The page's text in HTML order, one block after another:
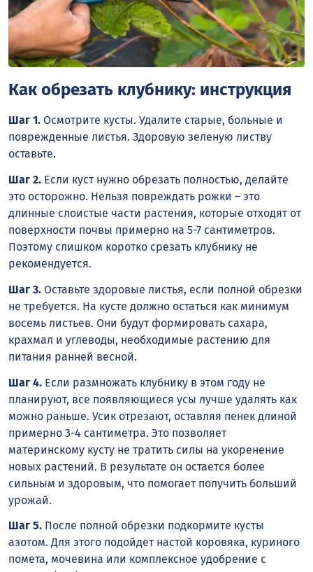
Как обрезать клубнику: инструкция
Шаг 1. Осмотрите кусты. Удалите старые, больные и
поврежденные листья. Здоровую зеленую листву
оставьте.
Шаг 2. Если куст нужно обрезать полностью, делайте
это осторожно. Нельзя повреждать рожки – это
длинные слоистые части растения, которые отходят от
поверхности почвы примерно на 5-7 сантиметров.
Поэтому слишком коротко срезать клубнику не
рекомендуется.
Шаг 3. Оставьте здоровые листья, если полной обрезки
не требуется. На кусте должно остаться как минимум
восемь листьев. Они будут формировать сахара,
крахмал и углеводы, необходимые растению для
питания ранней весной.
Шаг 4. Если размножать клубнику в этом году не
планируют, все появляющиеся усы лучше удалять как
можно раньше. Усик отрезают, оставляя пенек длиной
примерно 3-4 сантиметра. Это позволяет
материнскому кусту не тратить силы на укоренение
новых растений. В результате он остается более
сильным и здоровым, что помогает получить больший
урожай.
Шаг 5. После полной обрезки подкормите кусты
азотом. Для этого подойдет настой коровяка, куриного
помета, мочевина или комплексное удобрение с